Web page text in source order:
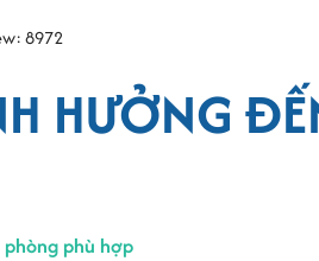
8972
HƯỞNG
phù hợp